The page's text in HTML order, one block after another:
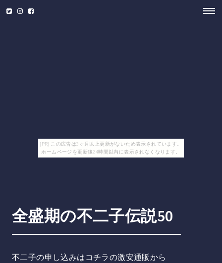
[PR] この広告は3ヶ月以上更新がないため表示されています。
ホームページを更新後24時間以内に表示されなくなります。
全盛期の不二子伝説50
不二子の申し込みはコチラの激安通販から